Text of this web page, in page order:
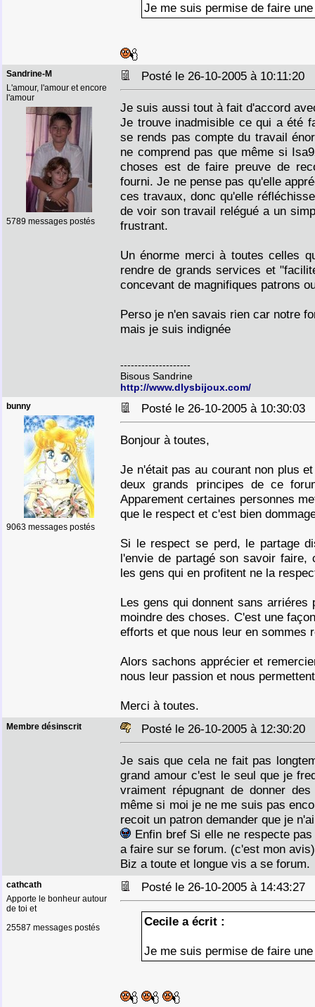
Je me suis permise de faire
Sandrine-M
L'amour, l'amour et encore
l'amour
5789 messages postés
Posté le 26-10-2005 à 10:11:20
Je suis aussi tout à fait d'accord
Je trouve inadmisible ce qui a été
se rends pas compte du travail
ne comprend pas que même si
choses est de faire preuve de
fourni. Je ne pense pas qu'elle
ces travaux, donc qu'elle
de voir son travail relégué a un
frustrant.
Un énorme merci à toutes celles
rendre de grands services et
concevant de magnifiques patrons
Perso je n'en savais rien car notre
mais je suis indignée
--------------------
Bisous Sandrine
http://www.dlysbijoux.com/
bunny
9063 messages postés
Posté le 26-10-2005 à 10:30:03
Bonjour à toutes,
Je n'était pas au courant non plus
deux grands principes de ce
Apparement certaines personnes
que le respect et c'est bien
Si le respect se perd, le partage
l'envie de partagé son savoir
les gens qui en profitent ne la
Les gens qui donnent sans
moindre des choses. C'est une
efforts et que nous leur en sommes
Alors sachons apprécier et
nous leur passion et nous
Merci à toutes.
Membre désinscrit Posté le 26-10-2005 à 12:30:20
Je sais que cela ne fait pas
grand amour c'est le seul que je
vraiment répugnant de donner
même si moi je ne me suis pas
recoit un patron demander que je
Enfin bref Si elle ne respecte
a faire sur se forum. (c'est mon
Biz a toute et longue vis a se forum.
cathcath
Apporte le bonheur autour
de toi et
25587 messages postés
Posté le 26-10-2005 à 14:43:27
Cecile a écrit :
Je me suis permise de faire